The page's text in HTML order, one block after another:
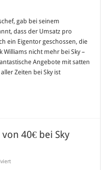
gab bei seinem
dass der Umsatz pro
ein Eigentor geschossen, die
Williams nicht mehr bei Sky –
Angebote mit satten
Zeiten bei Sky ist
40€ bei Sky
für